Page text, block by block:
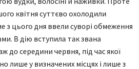
квітня суттєво охолодили
з цього дня ввели суворі обмеження
В дію вступила так звана
до середини червня, під час якої
лише у визначених місцях і лише з